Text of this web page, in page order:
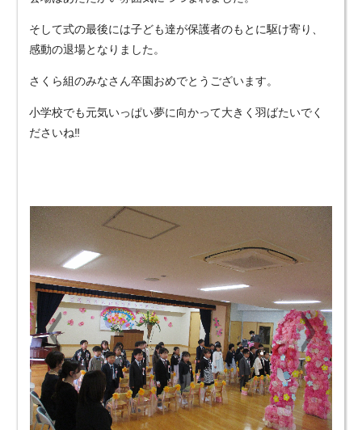
そして式の最後には子ども達が保護者のもとに駆け寄り、
感動の退場となりました。
さくら組のみなさん卒園おめでとうございます。
小学校でも元気いっぱい夢に向かって大きく羽ばたいでく
ださいね‼